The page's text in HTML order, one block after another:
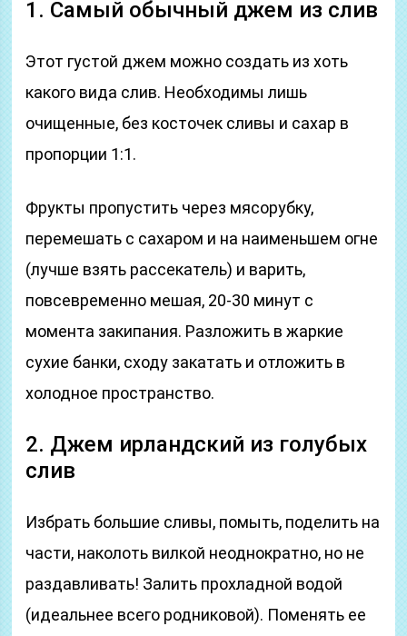
1. Самый обычный джем из слив
Этот густой джем можно создать из хоть
какого вида слив. Необходимы лишь
очищенные, без косточек сливы и сахар в
пропорции 1:1.
Фрукты пропустить через мясорубку,
перемешать с сахаром и на наименьшем огне
(лучше взять рассекатель) и варить,
повсевременно мешая, 20-30 минут с
момента закипания. Разложить в жаркие
сухие банки, сходу закатать и отложить в
холодное пространство.
2. Джем ирландский из голубых
слив
Избрать большие сливы, помыть, поделить на
части, наколоть вилкой неоднократно, но не
раздавливать! Залить прохладной водой
(идеальнее всего родниковой). Поменять ее